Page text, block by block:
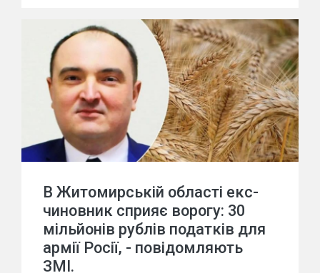
В Житомирській області екс-
чиновник сприяє ворогу: 30
мільйонів рублів податків для
армії Росії, - повідомляють
ЗМІ.